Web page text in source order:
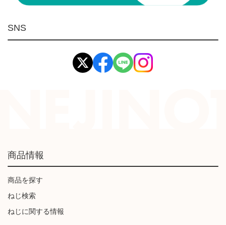
環境安全用品
イマオ製品(IMAO)
工業資材(栃木屋)
SNS
商品情報
商品を探す
ねじ検索
ねじに関する情報